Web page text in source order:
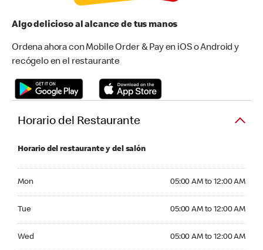
Algo delicioso al alcance de tus manos
Ordena ahora con Mobile Order & Pay en iOS o Android y
recógelo en el restaurante
Horario del Restaurante
Horario del restaurante y del salón
Mon 05:00 AM to 12:00 AM
Tue 05:00 AM to 12:00 AM
Wed 05:00 AM to 12:00 AM